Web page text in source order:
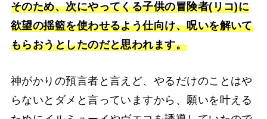
そのため、次にやってくる子供の冒険者(リコ)に
欲望の揺籃を使わせるよう仕向け、呪いを解いて
もらおうとしたのだと思われます。
神がかりの預言者と言えど、やるだけのことはや
らないとダメと言っていますから、願いを叶える